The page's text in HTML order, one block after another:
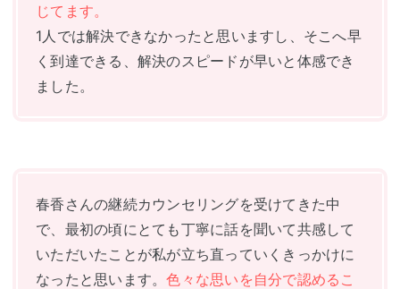
じてます。
1人では解決できなかったと思いますし、そこへ早
く到達できる、解決のスピードが早いと体感でき
ました。
春香さんの継続カウンセリングを受けてきた中
で、最初の頃にとても丁寧に話を聞いて共感して
いただいたことが私が立ち直っていくきっかけに
なったと思います。色々な思いを自分で認めるこ